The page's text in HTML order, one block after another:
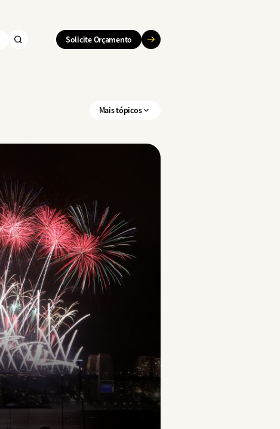
Solicite Orçamento
Mais tópicos